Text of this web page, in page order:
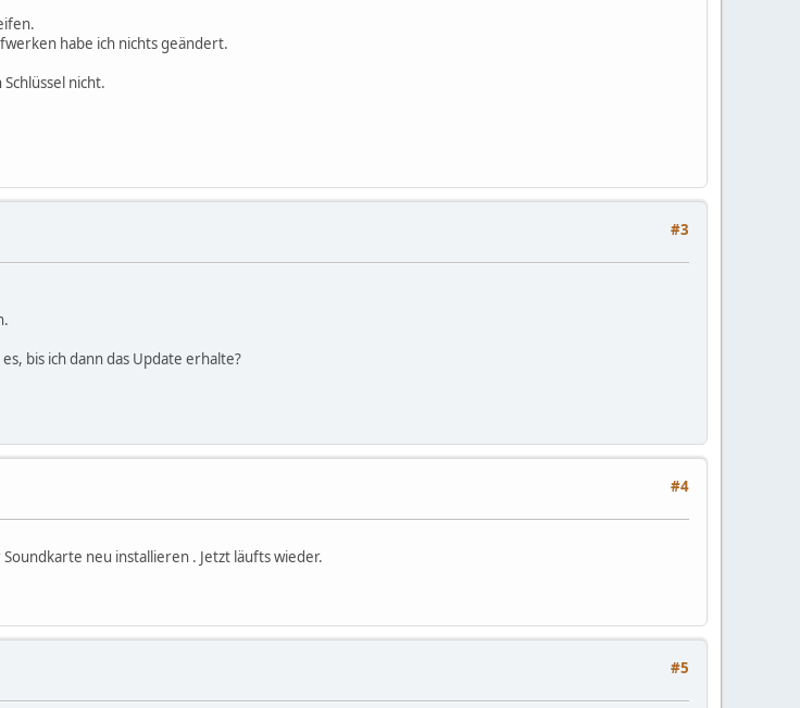
habe ich nichts geändert.
nicht.
#3
bis ich dann das Update erhalte?
#4
neu installieren . Jetzt läufts wieder.
#5